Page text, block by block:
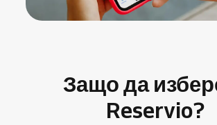
Защо да
Reservio?